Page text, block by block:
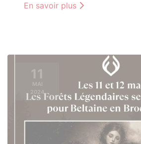
En savoir plus
11
MAI
2024